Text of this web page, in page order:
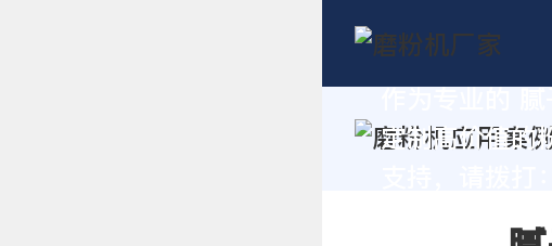
定制高价值的